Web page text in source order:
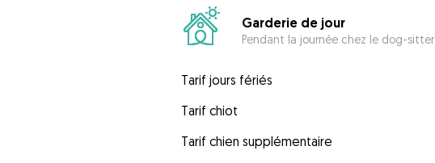
Garderie de jour
Pendant la journée chez le dog-sitter
Tarif jours fériés
Tarif chiot
Tarif chien supplémentaire